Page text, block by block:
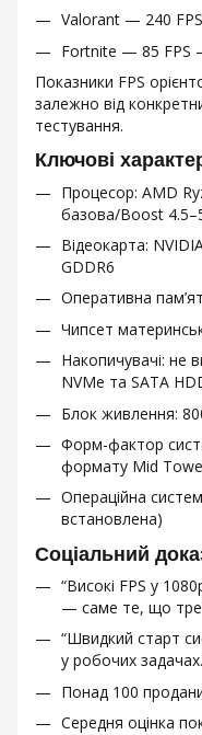
Valorant — 240
Fortnite — 85
Показники FPS
залежно від
тестування.
Ключові
Процесор: AMD
базова/Boost
Відеокарта:
GDDR6
Оперативна
Чипсет
Накопичувачі: не
NVMe та SATA
Блок живлення:
Форм-фактор
формату Mid
Операційна
встановлена)
Соціальний
“Високі FPS у
— саме те, що
“Швидкий старт
у робочих
Понад 100
Середня оцінка